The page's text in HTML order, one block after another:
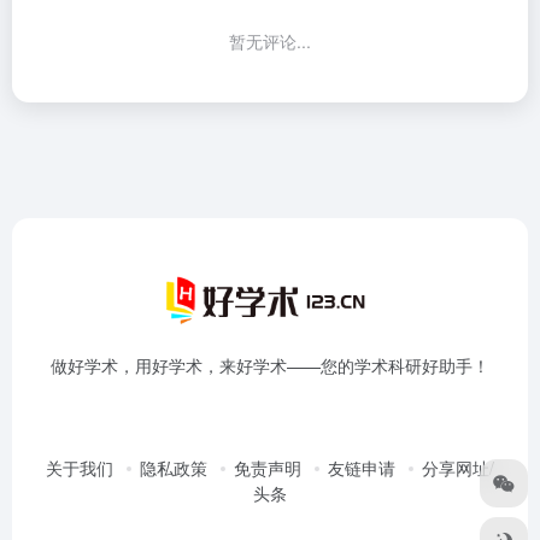
暂无评论...
做好学术，用好学术，来好学术——您的学术科研好助手！
关于我们 隐私政策 免责声明 友链申请
分享网址/
头条